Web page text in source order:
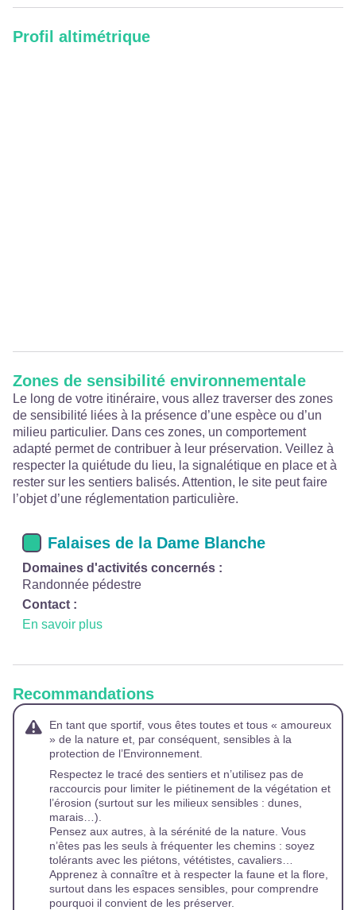
Profil altimétrique
Zones de sensibilité environnementale
Le long de votre itinéraire, vous allez traverser des zones
de sensibilité liées à la présence d’une espèce ou d’un
milieu particulier. Dans ces zones, un comportement
adapté permet de contribuer à leur préservation. Veillez à
respecter la quiétude du lieu, la signalétique en place et à
rester sur les sentiers balisés. Attention, le site peut faire
l’objet d’une réglementation particulière.
Falaises de la Dame Blanche
Domaines d'activités concernés :
Randonnée pédestre
Contact :
En savoir plus
Recommandations
En tant que sportif, vous êtes toutes et tous « amoureux
» de la nature et, par conséquent, sensibles à la
protection de l’Environnement.
Respectez le tracé des sentiers et n’utilisez pas de
raccourcis pour limiter le piétinement de la végétation et
l’érosion (surtout sur les milieux sensibles : dunes,
marais…).
Pensez aux autres, à la sérénité de la nature. Vous
n’êtes pas les seuls à fréquenter les chemins : soyez
tolérants avec les piétons, vététistes, cavaliers…
Apprenez à connaître et à respecter la faune et la flore,
surtout dans les espaces sensibles, pour comprendre
pourquoi il convient de les préserver.